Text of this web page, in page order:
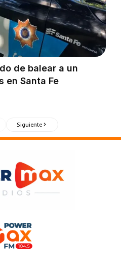
de balear a un
en Santa Fe
Siguiente